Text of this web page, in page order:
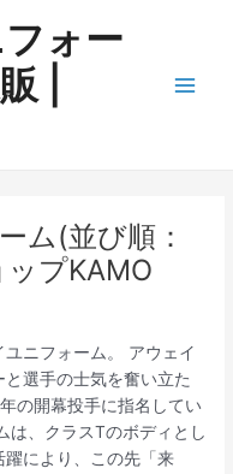
ォー
|
ム(並び順：
プKAMO
ニフォーム。 アウェイ
選手の士気を奮い立た
の開幕投手に指名してい
は、クラスTのボディとし
により、この先「来